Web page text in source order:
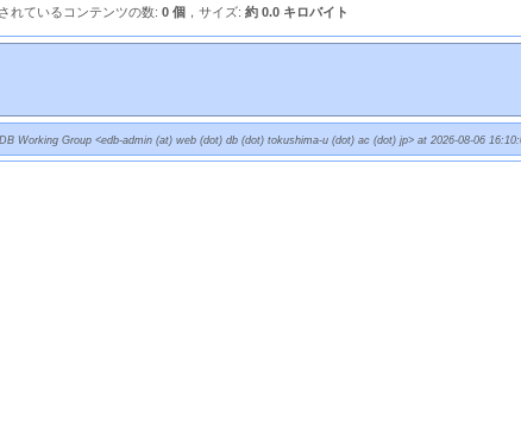
れているコンテンツの数:0 個 ，サイズ:約 0.0 キロバイト
Working Group <edb-admin (at) web (dot) db (dot) tokushima-u (dot) ac (dot) jp> at 2026-08-06